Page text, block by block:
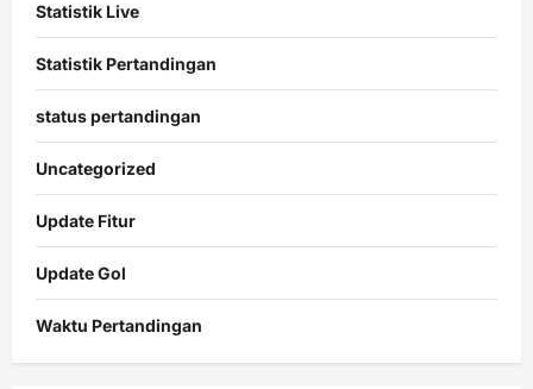
Statistik Live
Statistik Pertandingan
status pertandingan
Uncategorized
Update Fitur
Update Gol
Waktu Pertandingan